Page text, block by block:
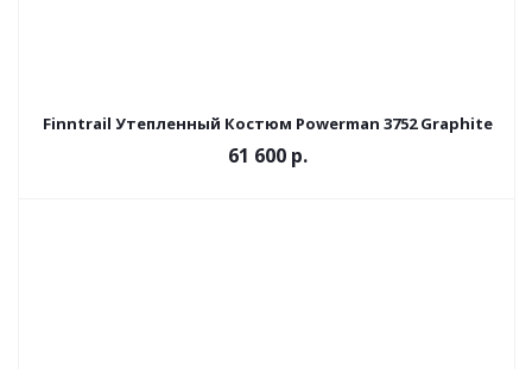
Finntrail Утепленный Костюм Powerman 3752 Graphite
61 600 р.